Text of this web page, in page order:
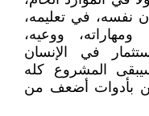
نفسه، في تعليمه،
ومهاراته، ووعيه،
في الإنسان
المشروع كله
بأدوات أضعف من